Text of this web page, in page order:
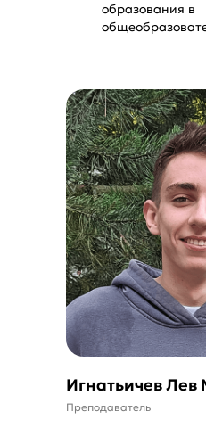
образования в
Игнатьичев
Преподаватель
Новости